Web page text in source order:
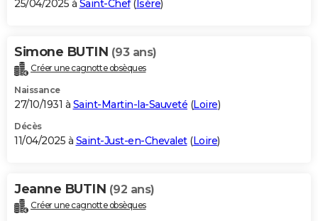
25/04/2025 à Saint-Chef(Isère)
Simone BUTIN (93 ans)
Créer une cagnotte obsèques
Naissance
27/10/1931 à Saint-Martin-la-Sauveté (Loire)
Décès
11/04/2025 à Saint-Just-en-Chevalet(Loire)
Jeanne BUTIN (92 ans)
Créer une cagnotte obsèques